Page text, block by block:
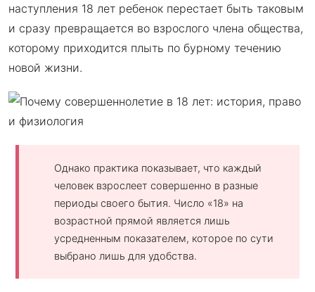
наступления 18 лет ребенок перестает быть таковым
и сразу превращается во взрослого члена общества,
которому приходится плыть по бурному течению
новой жизни.
Однако практика показывает, что каждый
человек взрослеет совершенно в разные
периоды своего бытия. Число «18» на
возрастной прямой является лишь
усредненным показателем, которое по сути
выбрано лишь для удобства.